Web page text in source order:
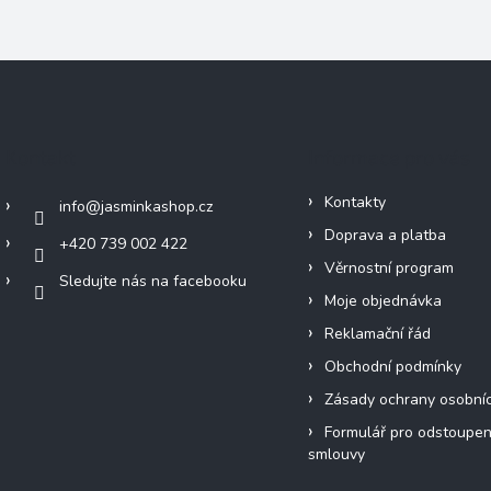
info@jasminkashop.cz
+420 739 002 422
Sledujte nás na facebooku
Kontakty
Doprava a platba
Věrnostní program
Moje objednávka
Reklamační řád
Obchodní podmínky
Zásady ochrany
Formulář pro
smlouvy